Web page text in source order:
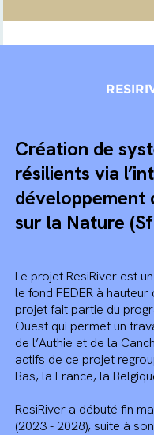
Création de
résilients via
développement
sur la Nature
Le projet ResiRiver est
le fond FEDER à
projet fait partie du
Ouest qui permet un
de l’Authie et de la
actifs de ce projet
Bas, la France, la
ResiRiver a débuté fin
(2023 - 2028), suite à